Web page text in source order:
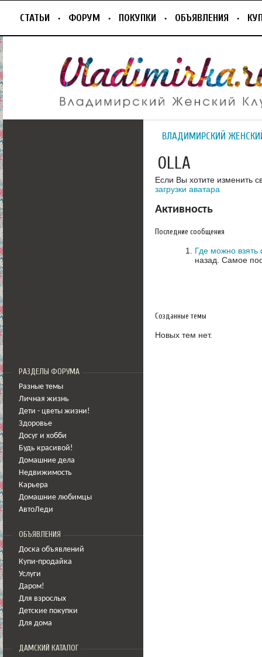
СТАТЬИ ФОРУМ ПОКУПКИ ОБЪЯВЛЕНИЯ
РАЗДЕЛЫ ФОРУМА
Разные темы
Личная жизнь
Дети - цветы жизни!
Здоровье
Досуг и хобби
Будь красивой!
Домашние дела
Недвижимость
Карьера
Домашние любимцы
АвтоЛеди
ОБЪЯВЛЕНИЯ
Доска объявлений
Купи-продайка
Услуги
Даром!
Для взрослых
Детские покупки
Для дома
ДАМСКИЙ КАТАЛОГ
ВЛАДИМИРСКИЙ
OLLA
Если Вы хотите изменить
загрузки аватара
Активность
Последние сообщения
Где можно взять
назад. Самое
Созданные темы
Новых тем нет.